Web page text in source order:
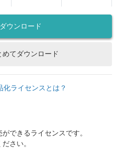
ダウンロード
めてダウンロード
化ライセンスとは？
できるライセンスです。
さい。